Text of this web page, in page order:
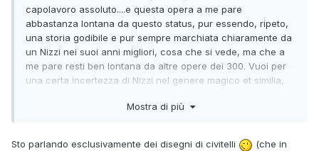
capolavoro assoluto....e questa opera a me pare
abbastanza lontana da questo status, pur essendo, ripeto,
una storia godibile e pur sempre marchiata chiaramente da
un Nizzi nei suoi anni migliori, cosa che si vede, ma che a
me pare resti ben lontana da altre opere dei 300. Vuoi per
una certa incertezza di Nizzi nel genere magico et similia,
riuscito (io avrei visto bene una sorta di confronto finale
Mostra di più
Sto parlando esclusivamente dei disegni di civitelli
(che in